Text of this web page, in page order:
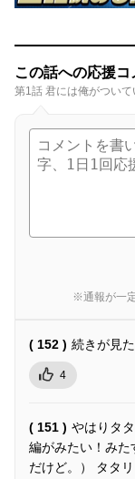
この話への応援コ
第1話 君には俺がついて
※通報が一
( 152 ) 続きが見
4
( 151 ) やはりタ
編がみたい！みた
だけど。） タタ